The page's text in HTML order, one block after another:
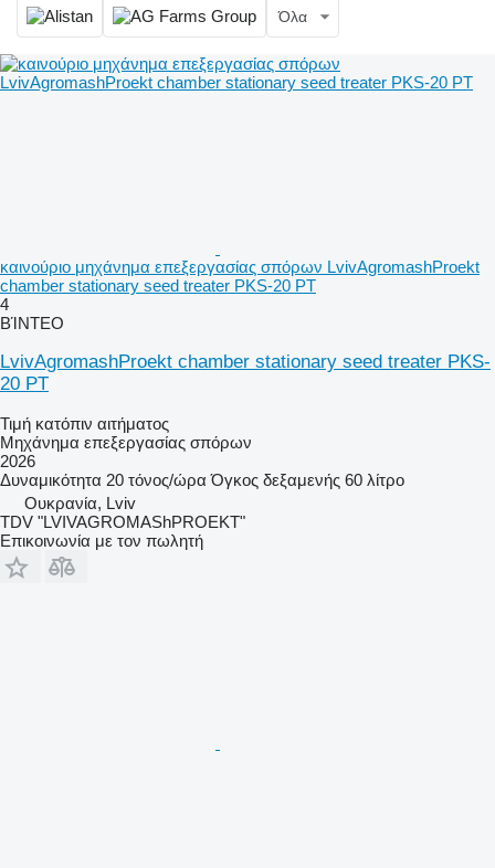
Όλα
καινούριο μηχάνημα επεξεργασίας σπόρων LvivAgromashProekt
chamber stationary seed treater PKS-20 PT
4
ΒΊΝΤΕΟ
LvivAgromashProekt chamber stationary seed treater PKS-
20 PT
Τιμή κατόπιν αιτήματος
Μηχάνημα επεξεργασίας σπόρων
2026
Δυναμικότητα 20 τόνος/ώρα Όγκος δεξαμενής 60 λίτρο
Ουκρανία, Lviv
TDV "LVIVAGROMAShPROEKT"
Επικοινωνία με τον πωλητή